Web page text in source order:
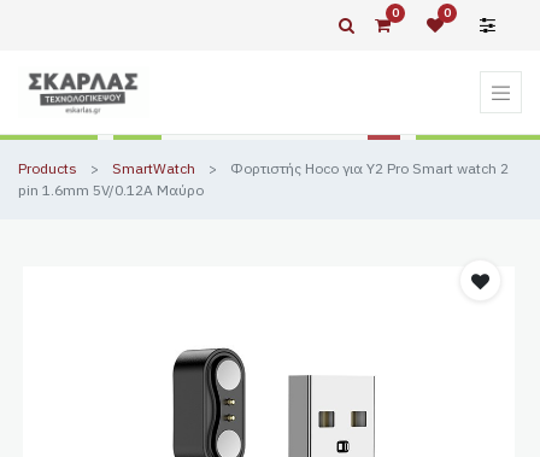
0 0
Products SmartWatch
Φορτιστής Hoco για Y2 Pro Smart watch 2
pin 1.6mm 5V/0.12A Μαύρο